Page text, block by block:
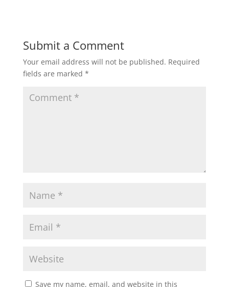
Submit a Comment
Your email address will not be published. Required
fields are marked *
Save my name, email, and website in this